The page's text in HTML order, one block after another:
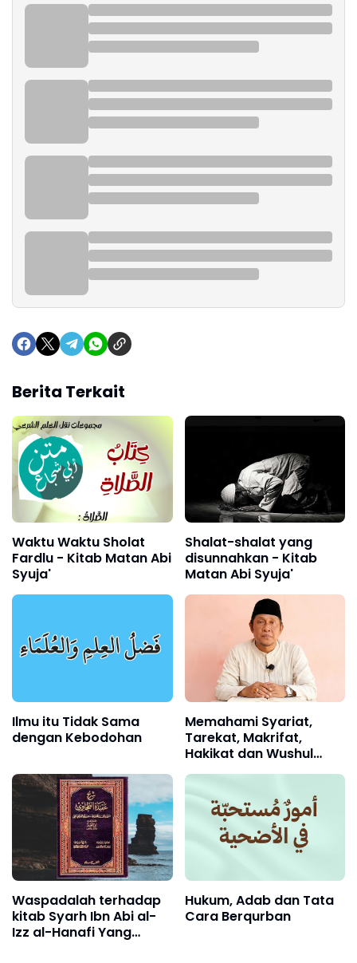
Berita Terkait
Waktu Waktu Sholat
Fardlu - Kitab Matan Abi
Syuja'
Shalat-shalat yang
disunnahkan - Kitab
Matan Abi Syuja'
Ilmu itu Tidak Sama
dengan Kebodohan
Memahami Syariat,
Tarekat, Makrifat,
Hakikat dan Wushul
Ilallah
Waspadalah terhadap
kitab Syarh Ibn Abi al-
Izz al-Hanafi Yang
Hukum, Adab dan Tata
Cara Berqurban